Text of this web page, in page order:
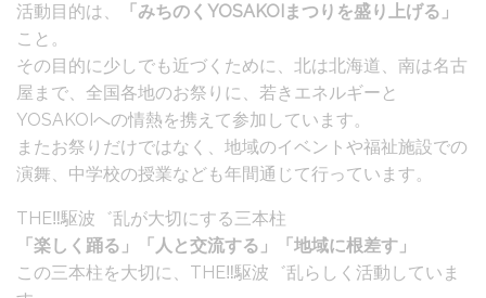
活動目的は、
「みちのくYOSAKOIまつりを盛り上げる」
こと。
その目的に少しでも近づくために、北は北海道、南は名古
屋まで、全国各地のお祭りに、若きエネルギーと
YOSAKOIへの情熱を携えて参加しています。
またお祭りだけではなく、地域のイベントや福祉施設での
演舞、中学校の授業なども年間通じて行っています。
THE‼駆波゛乱が大切にする三本柱
「楽しく踊る」「人と交流する」「地域に根差す」
この三本柱を大切に、THE‼駆波゛乱らしく活動していま